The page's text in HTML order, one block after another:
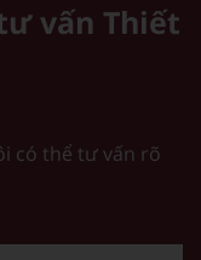
vấn Thiết
có thể tư vấn rõ